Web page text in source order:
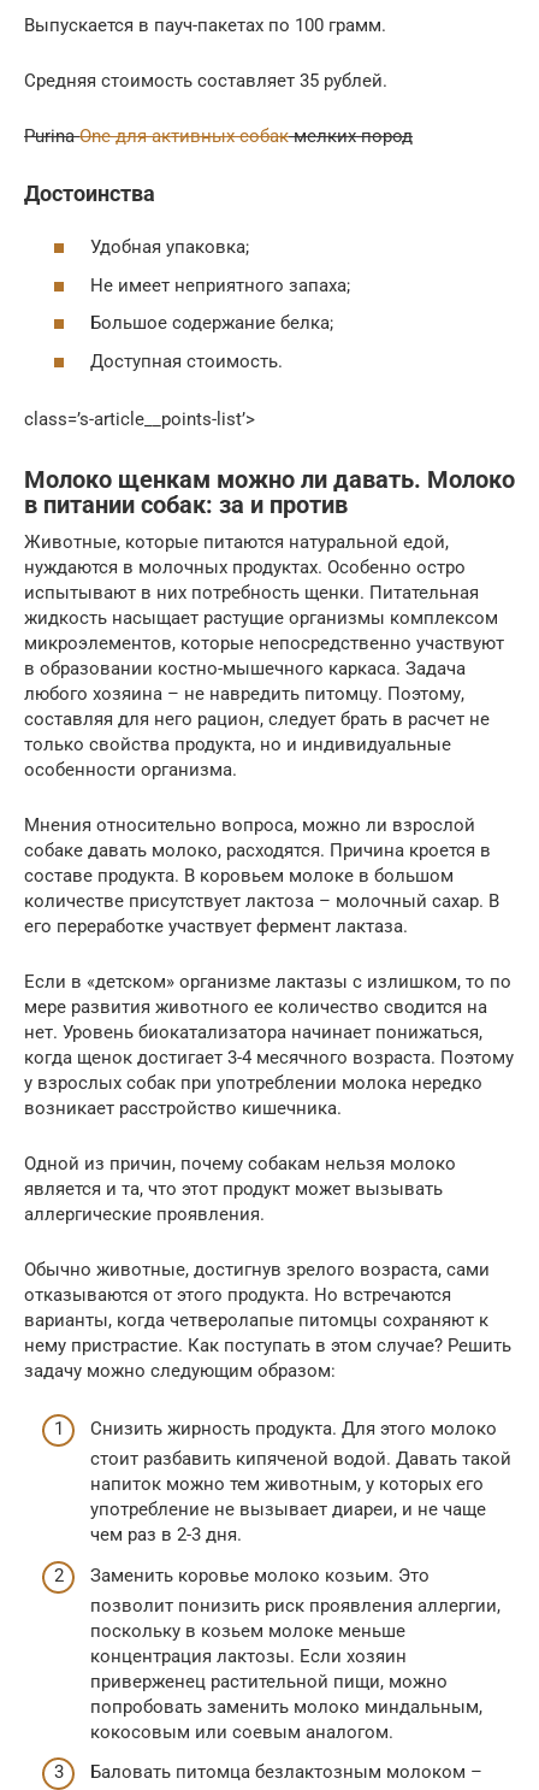
Выпускается в пауч-пакетах по 100 грамм.
Средняя стоимость составляет 35 рублей.
PurinaOne для активных собакмелких пород
Достоинства
Удобная упаковка;
Не имеет неприятного запаха;
Большое содержание белка;
Доступная стоимость.
class=’s-article__points-list’>
Молоко щенкам можно ли давать. Молоко
в питании собак: за и против
Животные, которые питаются натуральной едой,
нуждаются в молочных продуктах. Особенно остро
испытывают в них потребность щенки. Питательная
жидкость насыщает растущие организмы комплексом
микроэлементов, которые непосредственно участвуют
в образовании костно-мышечного каркаса. Задача
любого хозяина – не навредить питомцу. Поэтому,
составляя для него рацион, следует брать в расчет не
только свойства продукта, но и индивидуальные
особенности организма.
Мнения относительно вопроса, можно ли взрослой
собаке давать молоко, расходятся. Причина кроется в
составе продукта. В коровьем молоке в большом
количестве присутствует лактоза – молочный сахар. В
его переработке участвует фермент лактаза.
Если в «детском» организме лактазы с излишком, то по
мере развития животного ее количество сводится на
нет. Уровень биокатализатора начинает понижаться,
когда щенок достигает 3-4 месячного возраста. Поэтому
у взрослых собак при употреблении молока нередко
возникает расстройство кишечника.
Одной из причин, почему собакам нельзя молоко
является и та, что этот продукт может вызывать
аллергические проявления.
Обычно животные, достигнув зрелого возраста, сами
отказываются от этого продукта. Но встречаются
варианты, когда четверолапые питомцы сохраняют к
нему пристрастие. Как поступать в этом случае? Решить
задачу можно следующим образом:
Снизить жирность продукта. Для этого молоко
стоит разбавить кипяченой водой. Давать такой
напиток можно тем животным, у которых его
употребление не вызывает диареи, и не чаще
чем раз в 2-3 дня.
Заменить коровье молоко козьим. Это
позволит понизить риск проявления аллергии,
поскольку в козьем молоке меньше
концентрация лактозы. Если хозяин
приверженец растительной пищи, можно
попробовать заменить молоко миндальным,
кокосовым или соевым аналогом.
Баловать питомца безлактозным молоком –